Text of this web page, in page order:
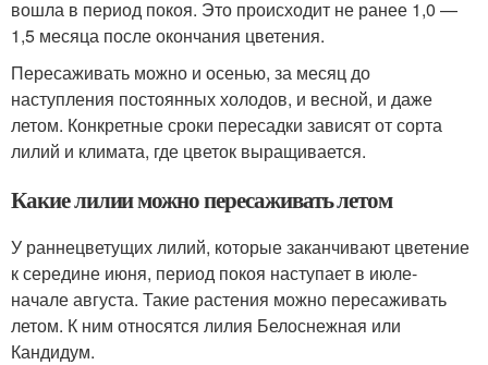
вошла в период покоя. Это происходит не ранее 1,0 —
1,5 месяца после окончания цветения.
Пересаживать можно и осенью, за месяц до
наступления постоянных холодов, и весной, и даже
летом. Конкретные сроки пересадки зависят от сорта
лилий и климата, где цветок выращивается.
Какие лилии можно пересаживать летом
У раннецветущих лилий, которые заканчивают цветение
к середине июня, период покоя наступает в июле-
начале августа. Такие растения можно пересаживать
летом. К ним относятся лилия Белоснежная или
Кандидум.